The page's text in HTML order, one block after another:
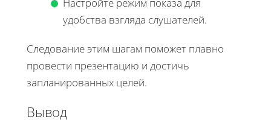
удобства взгляда слушателей.
Следование этим шагам поможет плавно
провести презентацию и достичь
запланированных целей.
Вывод